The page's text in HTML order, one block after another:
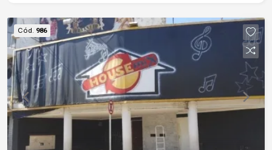
movimentadas da cidade.
Cód. 986